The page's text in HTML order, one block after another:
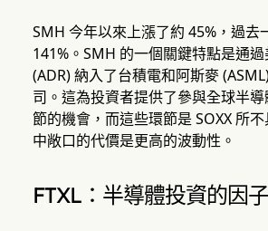
SMH 今年以來上漲了約 45%，過去
141%。SMH 的一個關鍵特點是通
(ADR) 納入了台積電和阿斯麥
司。這為投資者提供了參與全球半
節的機會，而這些環節是 SOXX 所
中敞口的代價是更高的波動性。
FTXL：半導體投資的因